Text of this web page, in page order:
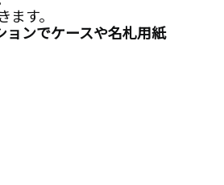
す。
ョンでケースや名札用紙